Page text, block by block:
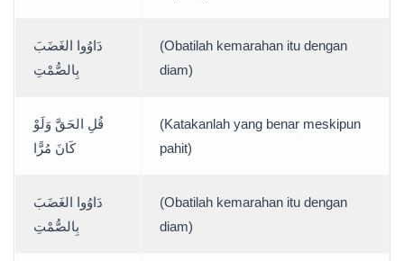
دَاوُوا الغَضَبَ
بِالصُّمْتِ
(Obatilah kemarahan itu dengan
diam)
قُلِ الحَقَّ وَلَوْ
كَانَ مُرًّا
(Katakanlah yang benar meskipun
pahit)
دَاوُوا الغَضَبَ
بِالصُّمْتِ
(Obatilah kemarahan itu dengan
diam)